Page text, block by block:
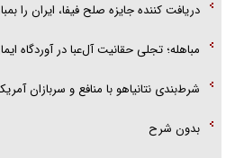
دریافت کننده جایزه صلح فیفا، ایران را
مباهله؛ تجلی حقانیت آل‌عبا در آوردگاه
شرط‌بندی نتانیاهو با منافع و سربازان
بدون شرح